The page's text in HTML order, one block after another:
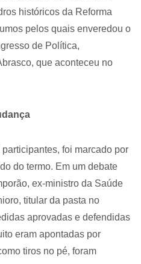
históricos da Reforma
pelos quais enveredou o
de Política,
que aconteceu no
foi marcado por
do termo. Em um debate
ex-ministro da Saúde
titular da pasta no
aprovadas e defendidas
eram apontadas por
tiros no pé, foram